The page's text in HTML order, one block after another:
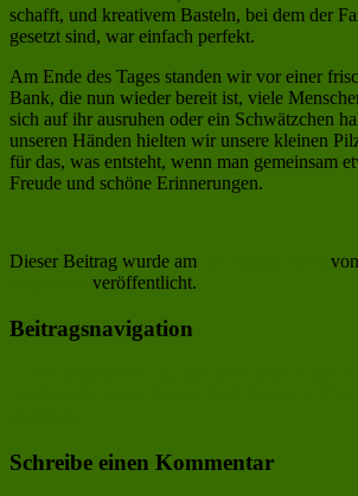
schafft, und kreativem Basteln, bei dem der
gesetzt sind, war einfach perfekt.
Am Ende des Tages standen wir vor einer
Bank, die nun wieder bereit ist, viele
sich auf ihr ausruhen oder ein Schwätzchen
unseren Händen hielten wir unsere kleinen
für das, was entsteht, wenn man gemeinsam
Freude und schöne Erinnerungen.
Dieser Beitrag wurde am von
veröffentlicht.
Beitragsnavigation
Schreibe einen Kommentar